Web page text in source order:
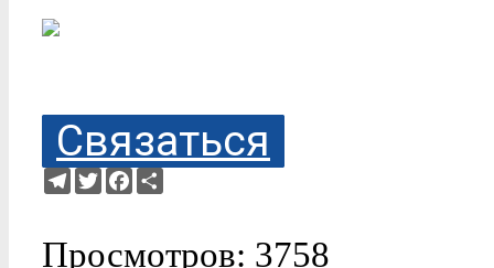
Связаться
Telegram
TwitterFacebook
Просмотров: 3758